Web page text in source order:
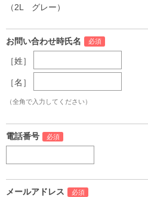
（2L グレー）
お問い合わせ時氏名
［姓］
［名］
（全角で入力してください）
電話番号
メールアドレス